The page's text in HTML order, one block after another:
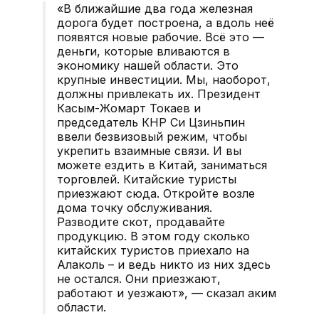
«В ближайшие два года железная
дорога будет построена, а вдоль неё
появятся новые рабочие. Всё это —
деньги, которые вливаются в
экономику нашей области. Это
крупные инвестиции. Мы, наоборот,
должны привлекать их. Президент
Касым-Жомарт Токаев и
председатель КНР Си Цзиньпин
ввели безвизовый режим, чтобы
укрепить взаимные связи. И вы
можете ездить в Китай, заниматься
торговлей. Китайские туристы
приезжают сюда. Откройте возле
дома точку обслуживания.
Разводите скот, продавайте
продукцию. В этом году сколько
китайских туристов приехало на
Алаколь – и ведь никто из них здесь
не остался. Они приезжают,
работают и уезжают», — сказал аким
области.